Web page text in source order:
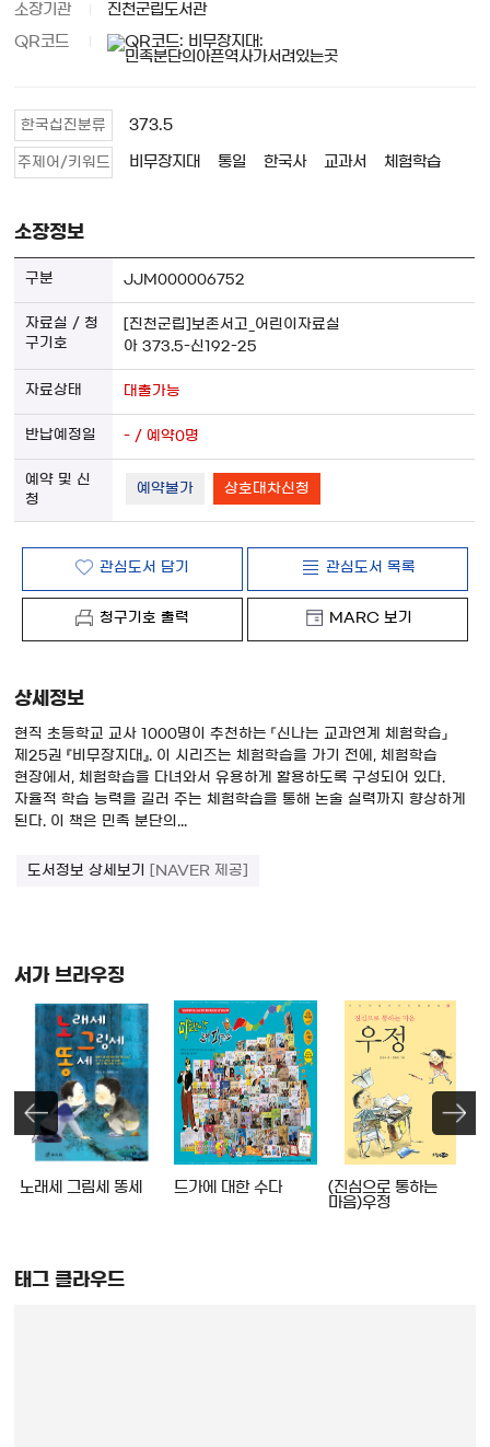
소장기관 진천군립도서관
QR코드
한국십진분류 373.5
주제어/키워드 비무장지대 통일 한국사 교과서 체험학습
소장정보
JJM000006752
[진천군립]보존서고_어린이자료실
아 373.5-신192-25
대출가능
- / 예약0명
예약불가 상호대차신청
관심도서 담기 관심도서 목록
청구기호 출력 MARC 보기
상세정보
현직 초등학교 교사 1000명이 추천하는 「신나는 교과연계 체험학습」
제25권 『비무장지대』. 이 시리즈는 체험학습을 가기 전에, 체험학습
현장에서, 체험학습을 다녀와서 유용하게 활용하도록 구성되어 있다.
자율적 학습 능력을 길러 주는 체험학습을 통해 논술 실력까지 향상하게
된다. 이 책은 민족 분단의...
도서정보 상세보기 [NAVER 제공]
서가 브라우징
노래세 그림세 똥세 드가에 대한 수다
(진심으로 통하는
마음)우정
태그 클라우드